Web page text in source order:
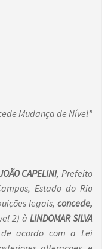
Mudança de Nível”
CAPELINI, Prefeito
Estado do Rio
legais, concede,
2) à LINDOMAR SILVA
de acordo com a Lei